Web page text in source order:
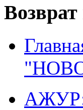
АЖУР: